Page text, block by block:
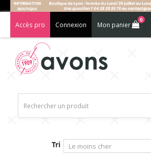
Accès pro Connexion Mon panier
0
Tri